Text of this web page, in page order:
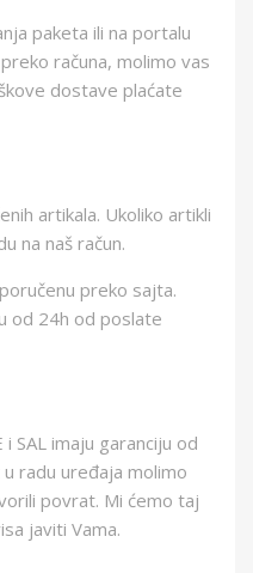
paketa ili na portalu
računa, molimo vas
dostave plaćate
artikala. Ukoliko artikli
na naš račun.
preko sajta.
od 24h od poslate
SAL imaju garanciju od
radu uređaja molimo
povrat. Mi ćemo taj
javiti Vama.